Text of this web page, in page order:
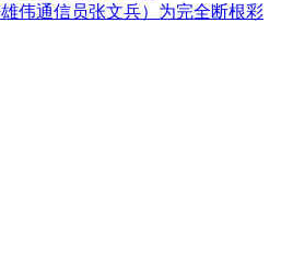
伟通信员张文兵）为完全断根彩